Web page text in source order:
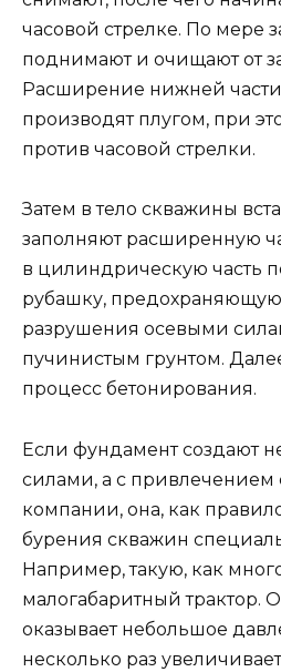
часовой стрелке. По мере
поднимают и очищают от
Расширение нижней
производят плугом, при
против часовой стрелки.
Затем в тело скважины
заполняют расширенную
в цилиндрическую часть
рубашку, предохраняющую
разрушения осевыми
пучинистым грунтом.
процесс бетонирования.
Если фундамент создают
силами, а с привлечением
компании, она, как
бурения скважин
Например, такую, как
малогабаритный трактор.
оказывает небольшое
несколько раз